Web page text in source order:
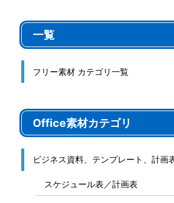
一覧
フリー素材 カテゴリ一覧
Office素材カテゴリ
ビジネス資料、テンプレート、計画
スケジュール表／計画表